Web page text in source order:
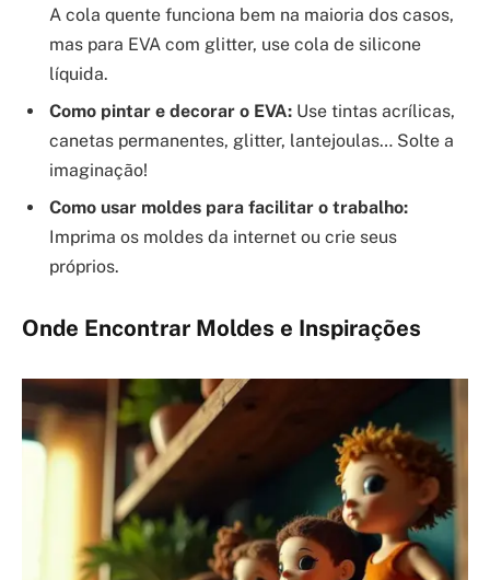
A cola quente funciona bem na maioria dos casos,
mas para EVA com glitter, use cola de silicone
líquida.
Como pintar e decorar o EVA: Use tintas acrílicas,
canetas permanentes, glitter, lantejoulas… Solte a
imaginação!
Como usar moldes para facilitar o trabalho:
Imprima os moldes da internet ou crie seus
próprios.
Onde Encontrar Moldes e Inspirações